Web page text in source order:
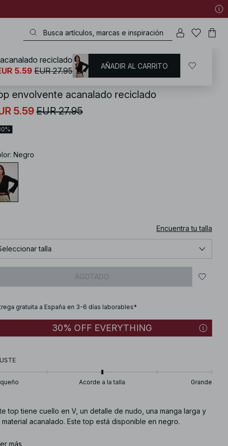
KD / Tops / Camisetas de manga larga
envolvente acanalado reciclado
5.59 EUR 27.95
: Negro
Encuentra tu talla
talla
AGOTADO
gratuita a España en 3-6 días laborables*
30% OFF EVERYTHING
Acorde a la talla Grande
top tiene cuello en V, un detalle de nudo, una manga larga y
material acanalado. Este top está disponible en negro.
de artículo
más
reciclado
5.59 EUR 27.95 AÑADIR AL CARRITO